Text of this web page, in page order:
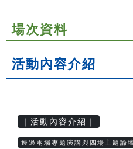
場次資料
活動內容介紹
｜活動內容介紹｜
透過兩場專題演講與四場主題論